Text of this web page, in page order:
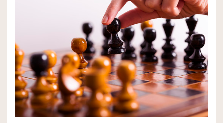
と名づけて、表に示す８つをあげています。
他人や社会に責任を押しつける
不正の責任が一人あるいは一所でな
く、複数にあるとみなす
結果の無視と歪曲
不正行為が引きおこす影響を無視した
り小さく見積もる
被害者の非人間化
被害者はまともな人間ではないと考え
る
被害者や環境への責
行為の責任を、自分ではなく被害者や
ステップ1．なすべき大まかな目的や課題を明確にする
ステップ2．業績や成果の測定方法を明確にする
ステップ3．達成すべき基準やターゲットを具体的に示す
ステップ4．目標達成までの時間的な範囲を具体的に示す
ステップ5．目標に優先順位をつける
ステップ6．目標の困難度と重要度を明確にする
ステップ7．目標達成に必要な調整を行う
7つのうちステップ6は補助的なステップと位置づけられており、
目標が複数あってそれを数値化することが望ましい場合に用いま
す。以下のような例で考えてみます。
8 .90 72.00
5 1.00 35.00
4 10 .50 20.00
D 1 6 .80 4.80
総合成績得点 131.80
※10が最も重要または困難
（ロック＆レイサム/松井・角山訳「目標が人を動かす」ダイヤモ
ンド社より）